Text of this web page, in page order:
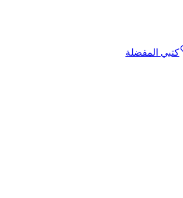
كتبي المفضلة